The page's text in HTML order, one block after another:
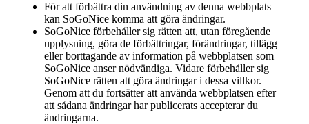
För att förbättra din användning av denna webbplats
kan SoGoNice komma att göra ändringar.
SoGoNice förbehåller sig rätten att, utan föregående
upplysning, göra de förbättringar, förändringar, tillägg
eller borttagande av information på webbplatsen som
SoGoNice anser nödvändiga. Vidare förbehåller sig
SoGoNice rätten att göra ändringar i dessa villkor.
Genom att du fortsätter att använda webbplatsen efter
att sådana ändringar har publicerats accepterar du
ändringarna.